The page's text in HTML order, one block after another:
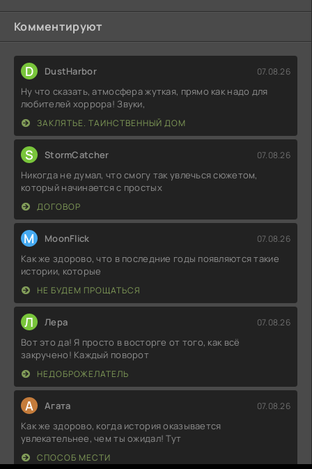
Комментируют
D DustHarbor 07.08.26
Ну что сказать, атмосфера жуткая, прямо как надо для
любителей хоррора! Звуки,
ЗАКЛЯТЬЕ. ТАИНСТВЕННЫЙ ДОМ
S StormCatcher 07.08.26
Никогда не думал, что смогу так увлечься сюжетом,
который начинается с простых
ДОГОВОР
M MoonFlick 07.08.26
Как же здорово, что в последние годы появляются такие
истории, которые
НЕ БУДЕМ ПРОЩАТЬСЯ
Л Лера 07.08.26
Вот это да! Я просто в восторге от того, как всё
закручено! Каждый поворот
НЕДОБРОЖЕЛАТЕЛЬ
А Агата 07.08.26
Как же здорово, когда история оказывается
увлекательнее, чем ты ожидал! Тут
СПОСОБ МЕСТИ